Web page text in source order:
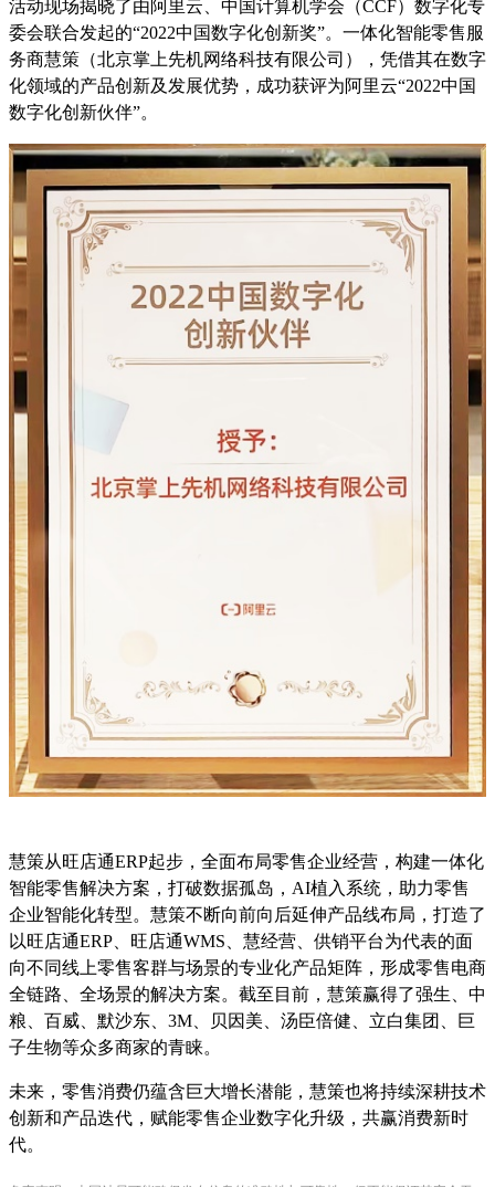
活动现场揭晓了由阿里云、中国计算机学会（CCF）数字化专
委会联合发起的“2022中国数字化创新奖”。一体化智能零售服
务商慧策（北京掌上先机网络科技有限公司），凭借其在数字
化领域的产品创新及发展优势，成功获评为阿里云“2022中国
数字化创新伙伴”。
慧策从旺店通ERP起步，全面布局零售企业经营，构建一体化
智能零售解决方案，打破数据孤岛，AI植入系统，助力零售
企业智能化转型。慧策不断向前向后延伸产品线布局，打造了
以旺店通ERP、旺店通WMS、慧经营、供销平台为代表的面
向不同线上零售客群与场景的专业化产品矩阵，形成零售电商
全链路、全场景的解决方案。截至目前，慧策赢得了强生、中
粮、百威、默沙东、3M、贝因美、汤臣倍健、立白集团、巨
子生物等众多商家的青睐。
未来，零售消费仍蕴含巨大增长潜能，慧策也将持续深耕技术
创新和产品迭代，赋能零售企业数字化升级，共赢消费新时
代。